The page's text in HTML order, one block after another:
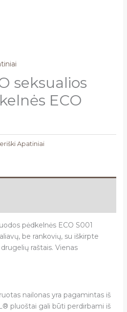
seksualios
ECO
Apatiniai
pėdkelnės ECO S001
be rankovių, su iškirpte
raštais. Vienas
nailonas yra pagamintas iš
pluoštai gali būti perdirbami iš